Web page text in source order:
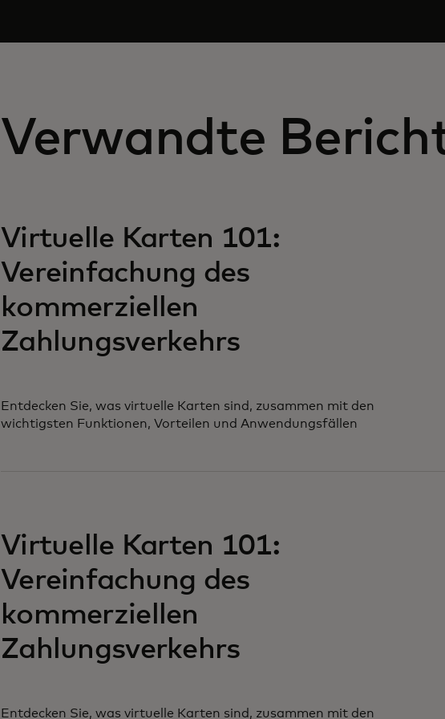
Verwandte
Virtuelle Karten 101:
Vereinfachung des
kommerziellen
Zahlungsverkehrs
Entdecken Sie, was virtuelle Karten sind, zusammen mit den
wichtigsten Funktionen, Vorteilen und Anwendungsfällen
Virtuelle Karten 101:
Vereinfachung des
kommerziellen
Zahlungsverkehrs
Entdecken Sie, was virtuelle Karten sind, zusammen mit den
wird in einer neuen Registerkarte geöffnet